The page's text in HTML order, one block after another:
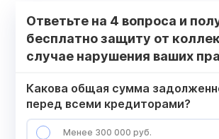
Ответьте на 4 вопроса и
бесплатно защиту от
случае нарушения ваших
Какова общая сумма
перед всеми кредиторами?
Менее 300 000 руб.